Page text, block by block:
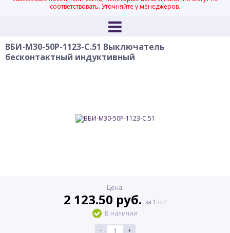
соответствовать. Уточняйте у менеджеров.
ВБИ-М30-50Р-1123-С.51 Выключатель
бесконтактный индуктивный
Цена:
2 123.50 руб. за 1 шт
В наличии
-
+